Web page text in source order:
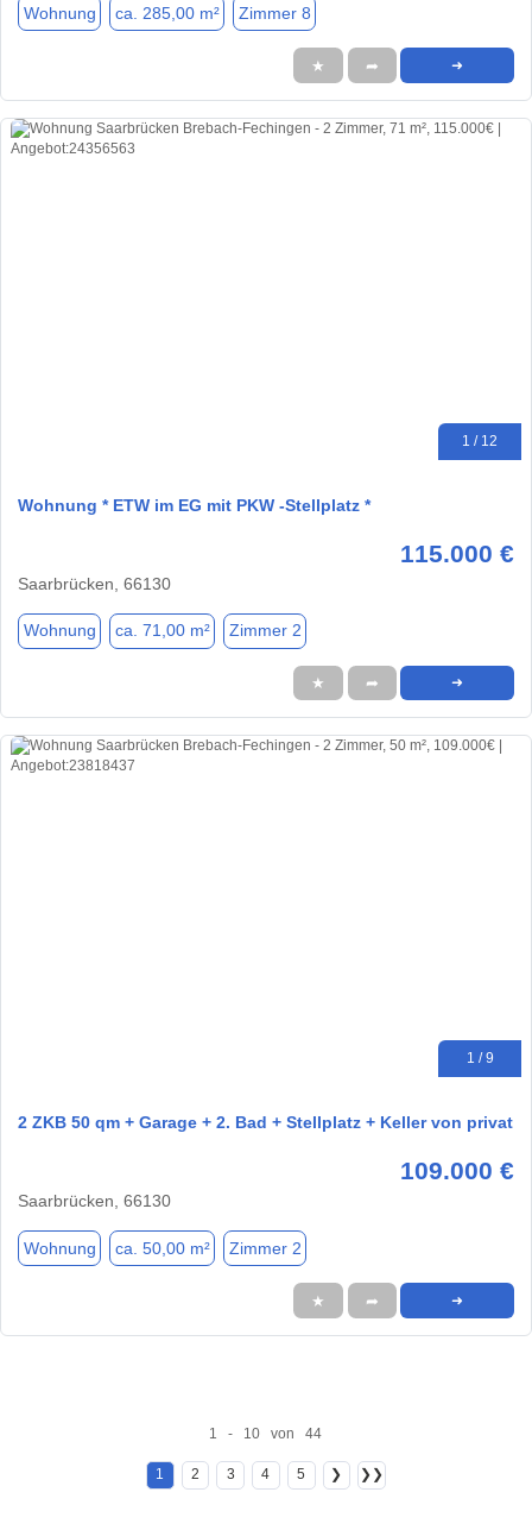
Wohnung ca. 285,00 m² Zimmer 8
★ ➦ ➜
1 / 12
Wohnung * ETW im EG mit PKW -Stellplatz *
115.000 €
Saarbrücken, 66130
Wohnung ca. 71,00 m² Zimmer 2
★ ➦ ➜
1 / 9
2 ZKB 50 qm + Garage + 2. Bad + Stellplatz + Keller von privat
109.000 €
Saarbrücken, 66130
Wohnung ca. 50,00 m² Zimmer 2
★ ➦ ➜
1 - 10 von 44
1 2 3 4 5 ❯ ❯❯